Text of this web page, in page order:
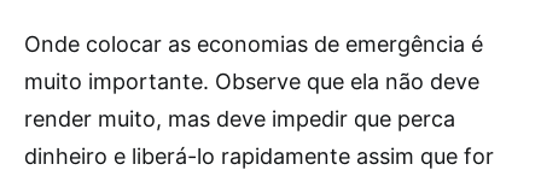
Onde colocar as economias de emergência é
muito importante. Observe que ela não deve
render muito, mas deve impedir que perca
dinheiro e liberá-lo rapidamente assim que for